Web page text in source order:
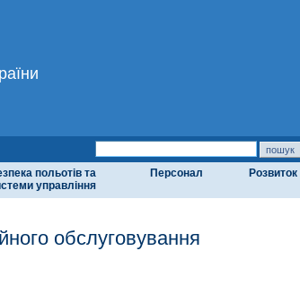
польотів та
управління
Персонал Розвиток
обслуговування